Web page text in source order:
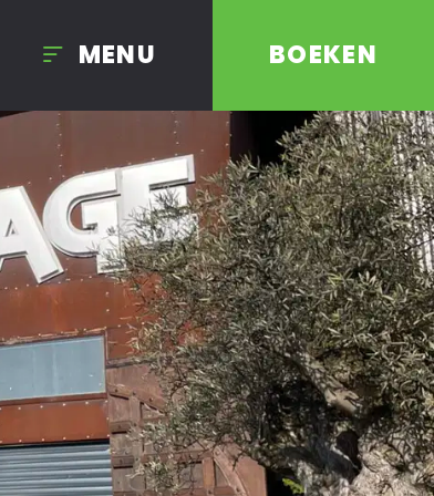
MENU BOEKEN